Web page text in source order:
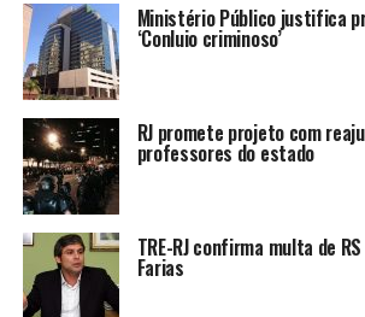
Ministério Público justifica
‘Conluio criminoso’
RJ promete projeto com
professores do estado
TRE-RJ confirma multa de
Farias